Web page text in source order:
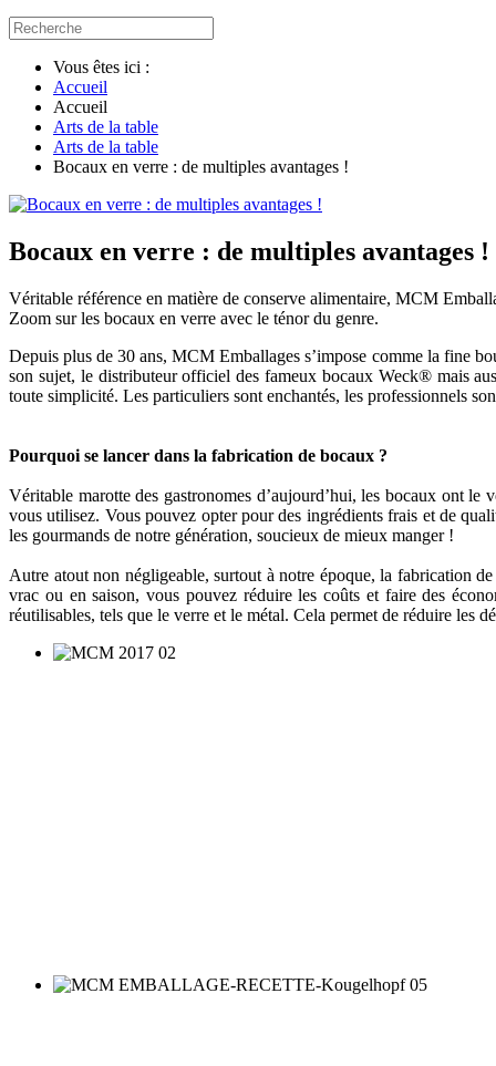
Vous êtes ici :
Accueil
Accueil
Arts de la table
Arts de la table
Bocaux en verre : de multiples avantages !
Bocaux en verre : de multiples avantages !
Véritable référence en matière de conserve alimentaire, MCM
Zoom sur les bocaux en verre avec le ténor du genre.
Depuis plus de 30 ans, MCM Emballages s’impose comme la fine
son sujet, le distributeur officiel des fameux bocaux Weck® mais
toute simplicité. Les particuliers sont enchantés, les professionnels
Pourquoi se lancer dans la fabrication de bocaux ?
Véritable marotte des gastronomes d’aujourd’hui, les bocaux ont
vous utilisez. Vous pouvez opter pour des ingrédients frais et de
les gourmands de notre génération, soucieux de mieux manger !
Autre atout non négligeable, surtout à notre époque, la fabrication
vrac ou en saison, vous pouvez réduire les coûts et faire des
réutilisables, tels que le verre et le métal. Cela permet de réduire les